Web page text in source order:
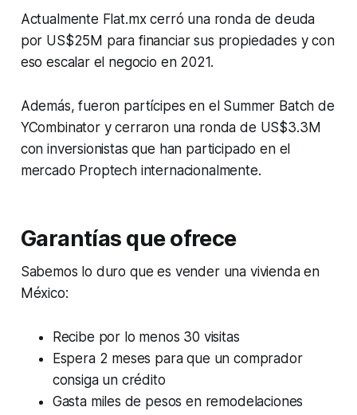
Actualmente Flat.mx cerró una ronda de deuda
por US$25M para financiar sus propiedades y con
eso escalar el negocio en 2021.
Además, fueron partícipes en el Summer Batch de
YCombinator y cerraron una ronda de US$3.3M
con inversionistas que han participado en el
mercado Proptech internacionalmente.
Garantías que ofrece
Sabemos lo duro que es vender una vivienda en
México:
Recibe por lo menos 30 visitas
Espera 2 meses para que un comprador
consiga un crédito
Gasta miles de pesos en remodelaciones